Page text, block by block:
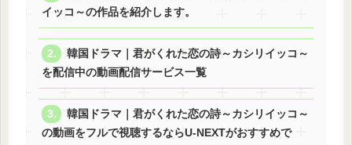
イッコ～の作品を紹介します。
韓国ドラマ｜君がくれた恋の詩～カシリイッコ～
を配信中の動画配信サービス一覧
韓国ドラマ｜君がくれた恋の詩～カシリイッコ～
の動画をフルで視聴するならU-NEXTがおすすめで